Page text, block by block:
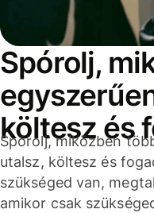
Spórolj,
költesz és
Spórolj, miközben
utalsz, költesz és
szükséged van,
amikor csak